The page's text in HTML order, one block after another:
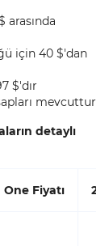
arasında
için 40 $'dan
$'dır
mevcuttur
detaylı
One Fiyatı 2